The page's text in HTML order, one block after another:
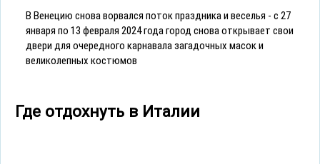
В Венецию снова ворвался поток праздника и веселья - с 27
января по 13 февраля 2024 года город снова открывает свои
двери для очередного карнавала загадочных масок и
великолепных костюмов
Где отдохнуть в Италии